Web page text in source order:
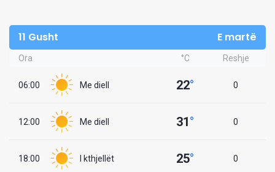
11 Gusht E martë
Ora °C Reshje
06:00 Me diell 22° 0
12:00 Me diell 31° 0
18:00 I kthjellët 25° 0